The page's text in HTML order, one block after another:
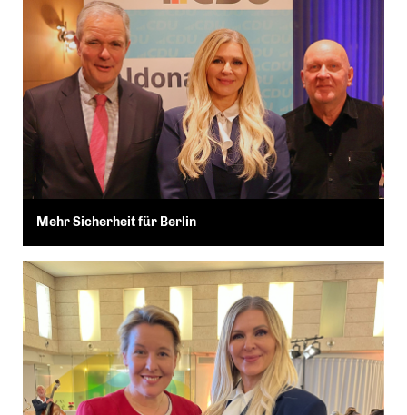
Mehr Sicherheit für Berlin